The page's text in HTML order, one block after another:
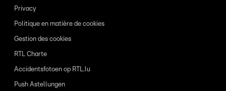
Privacy
Politique en matière de cookies
Gestion des cookies
RTL Charte
Accidentsfotoen op RTL.lu
Push Astellungen